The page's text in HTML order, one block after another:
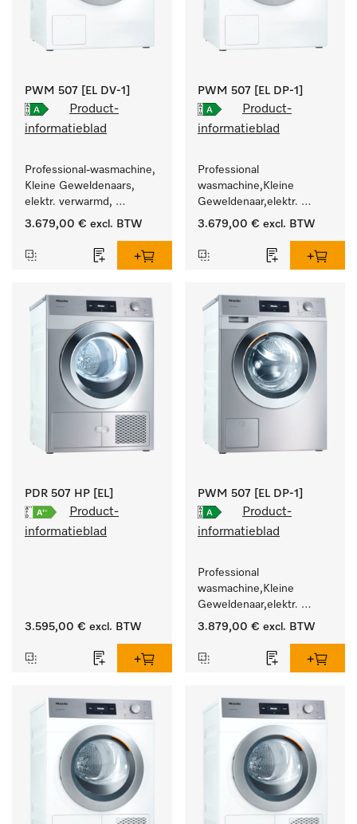
PWM 507 [EL DV-1]
Product-
informatieblad
Professional-wasmachine,
Kleine Geweldenaars,
elektr. verwarmd,
afvoerklep en
programma's.
Vermogen 7 kg  in 49 min
3.679,00 € excl. BTW
PWM 507 [EL DP-1]
Product-
informatieblad
Professional
wasmachine,Kleine
Geweldenaar,elektr.
verwarmd, met
doelgroepspecifieke
3.679,00 € excl. BTW
PDR 507 HP [EL]
Product-
informatieblad
3.595,00 € excl. BTW
PWM 507 [EL DP-1]
Product-
informatieblad
Professional
wasmachine,Kleine
Geweldenaar,elektr.
verwarmd, met
doelgroepspecifieke
3.879,00 € excl. BTW